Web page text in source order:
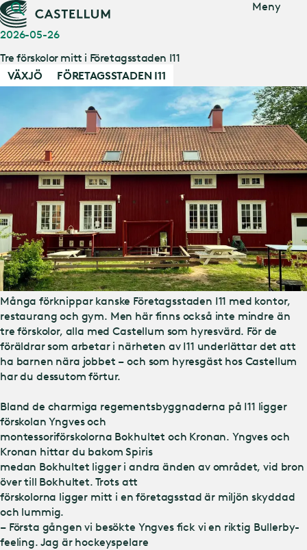
Meny
2026-05-26
Tre förskolor mitt i Företagsstaden I11
VÄXJÖ
FÖRETAGSSTADEN I11
Många förknippar kanske Företagsstaden I11 med kontor,
restaurang och gym. Men här finns också inte mindre än
tre förskolor, alla med Castellum som hyresvärd. För de
föräldrar som arbetar i närheten av I11 underlättar det att
ha barnen nära jobbet – och som hyresgäst hos Castellum
har du dessutom förtur.
Bland de charmiga regementsbyggnaderna på I11 ligger
förskolan Yngves och
montessoriförskolorna Bokhultet och Kronan. Yngves och
Kronan hittar du bakom Spiris
medan Bokhultet ligger i andra änden av området, vid bron
över till Bokhultet. Trots att
förskolorna ligger mitt i en företagsstad är miljön skyddad
och lummig.
– Första gången vi besökte Yngves fick vi en riktig Bullerby-
feeling. Jag är hockeyspelare